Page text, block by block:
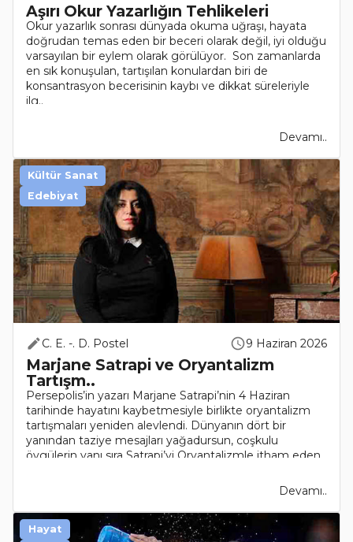
Aşırı Okur Yazarlığın Tehlikeleri
Okur yazarlık sonrası dünyada okuma uğraşı, hayata
doğrudan temas eden bir beceri olarak değil, iyi olduğu
varsayılan bir eylem olarak görülüyor. Son zamanlarda
en sık konuşulan, tartışılan konulardan biri de
konsantrasyon becerisinin kaybı ve dikkat süreleriyle
ilg..
Devamı..
C. E. -. D. Postel 9 Haziran 2026
Marjane Satrapi ve Oryantalizm
Tartışm..
Persepolis’in yazarı Marjane Satrapi’nin 4 Haziran
tarihinde hayatını kaybetmesiyle birlikte oryantalizm
tartışmaları yeniden alevlendi. Dünyanın dört bir
yanından taziye mesajları yağadursun, coşkulu
övgülerin yanı sıra Satrapi’yi Oryantalizmle itham eden
Devamı..
Kültür Sanat
Edebiyat
Hayat